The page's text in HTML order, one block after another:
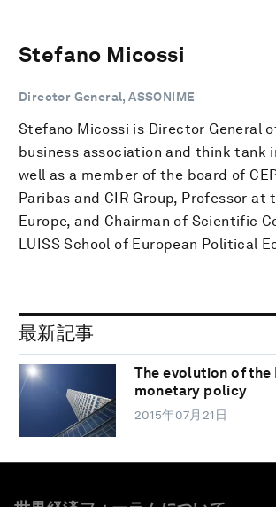
Stefano Micossi
Director General, ASSONIME
Stefano Micossi is Director General
business association and think tank
well as a member of the board of
Paribas and CIR Group, Professor at
Europe, and Chairman of Scientific
LUISS School of European Political
最新記事
The evolution of the
monetary policy
2015年07月21日